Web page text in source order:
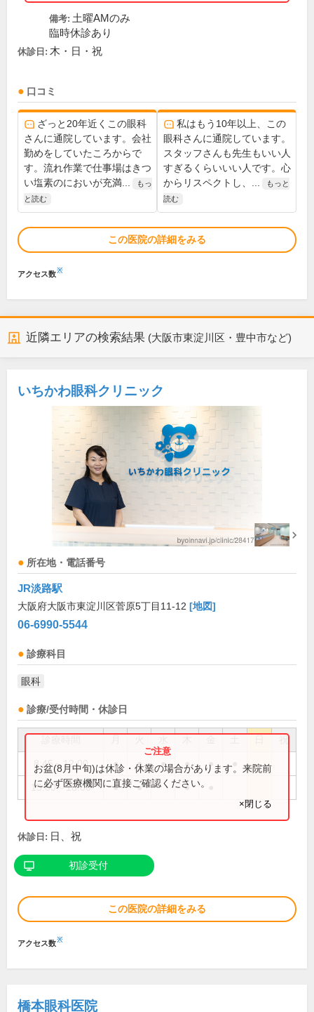
備考: 土曜AMのみ
臨時休診あり
休診日: 木・日・祝
口コミ
ざっと20年近くこの眼科
さんに通院しています。会社
勤めをしていたころからで
す。流れ作業で仕事場はきつ
い塩素のにおいが充満...
もっ
と読む
私はもう10年以上、この
眼科さんに通院しています。
スタッフさんも先生もいい人
すぎるくらいいい人です。心
からリスペクトし、...
もっと
読む
この医院の詳細をみる
アクセス数※
近隣エリアの検索結果 (大阪市東淀川区・豊中市など)
いちかわ眼科クリニック
所在地・電話番号
JR淡路駅
大阪府大阪市東淀川区菅原5丁目11-12 [地図]
06-6990-5544
診療科目
眼科
診療/受付時間・休診日
祝
8:45～12:00 ● ● ● ● ●
15:00～18:00 ● ● ●
お盆(8月中旬)は休診・休業の場合があります。来院前
に必ず医療機関に直接ご確認ください。
×閉じる
休診日: 日、祝
初診受付
この医院の詳細をみる
アクセス数※
橋本眼科医院